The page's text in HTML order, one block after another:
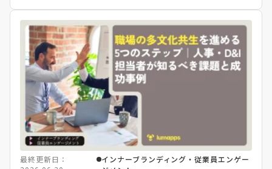
最終更新日：
インナーブランディング・従業員エンゲー